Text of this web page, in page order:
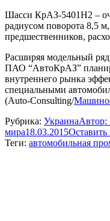
Шасси КрАЗ-5401Н2 –
радиусом поворота 8,5
предшественников,
Расширяя модельный
ПАО “АвтоКрАЗ”
внутреннего рынка
специальными
(Auto-Consulting/
Рубрика: УкраинаАвтор:
мира18.03.2015Оставить
Теги: автомобильная